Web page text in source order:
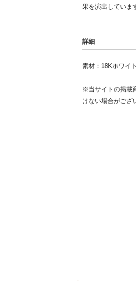
果を演出していま
詳細
素材：18Kホワイ
※当サイトの掲載
けない場合がござ